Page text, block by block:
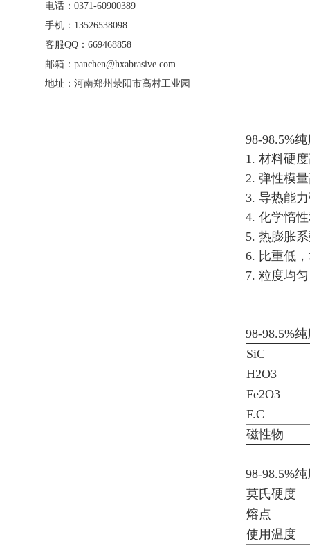
电话：0371-60900389
手机：13526538098
客服QQ：669468858
邮箱：panchen@hxabrasive.com
地址：河南郑州荥阳市高村工业园
98-98.5%
1. 材料硬
‌2. 弹性模
‌3. 导热能
4. 化学惰
‌5. 热膨胀
6. 比重低
7. 粒度均
98-98.5%
SiC
H2O3
Fe2O3
F.C
磁性物
98-98.5%
莫氏硬度
熔点
使用温度